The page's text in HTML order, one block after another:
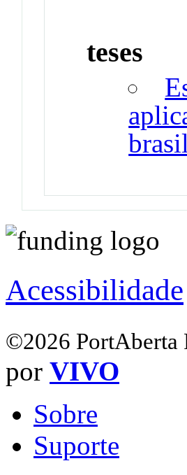
teses
Acessibilidade
©2026 PortAberta
por VIVO
Sobre
Suporte